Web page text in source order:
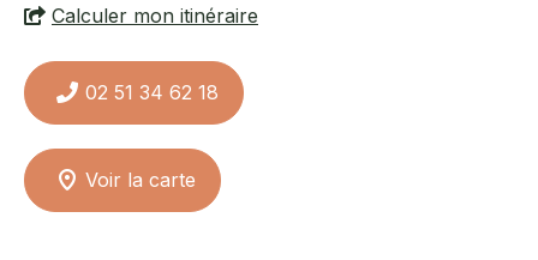
Calculer mon itinéraire
02 51 34 62 18
Voir la carte